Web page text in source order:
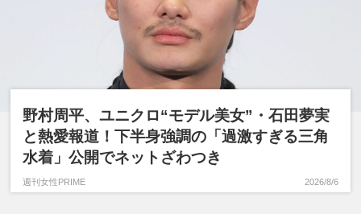
野村周平、ユニクロ“モデル美女”・石田夢実
と熱愛報道！下半身強調の「過激すぎる三角
水着」公開でネットざわつき
週刊女性PRIME 2026/8/6